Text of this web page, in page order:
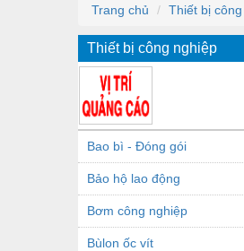
Trang chủ Thiết bị
Thiết bị công nghiệp
Bao bì - Đóng gói
Bảo hộ lao động
Bơm công nghiệp
Bùlon ốc vít